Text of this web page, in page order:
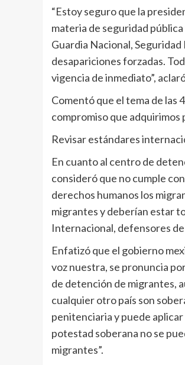
“Estoy seguro que la
materia de seguridad pública
Guardia Nacional,
desapariciones forzadas.
vigencia de inmediato”,
Comentó que el tema de las
compromiso que adquirimos
Revisar estándares
En cuanto al centro de
consideró que no cumple
derechos humanos los
migrantes y deberían estar
Internacional, defensores
Enfatizó que el gobierno
voz nuestra, se pronuncia
de detención de migrantes,
cualquier otro país son
penitenciaria y puede
potestad soberana no se
migrantes”.